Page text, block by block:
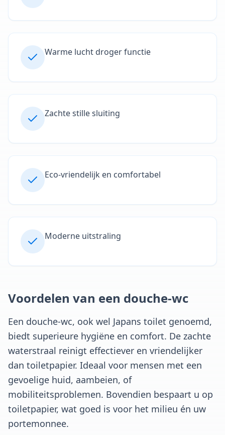
Warme lucht droger functie
Zachte stille sluiting
Eco-vriendelijk en comfortabel
Moderne uitstraling
Voordelen van een douche-wc
Een douche-wc, ook wel Japans toilet genoemd,
biedt superieure hygiëne en comfort. De zachte
waterstraal reinigt effectiever en vriendelijker
dan toiletpapier. Ideaal voor mensen met een
gevoelige huid, aambeien, of
mobiliteitsproblemen. Bovendien bespaart u op
toiletpapier, wat goed is voor het milieu én uw
portemonnee.